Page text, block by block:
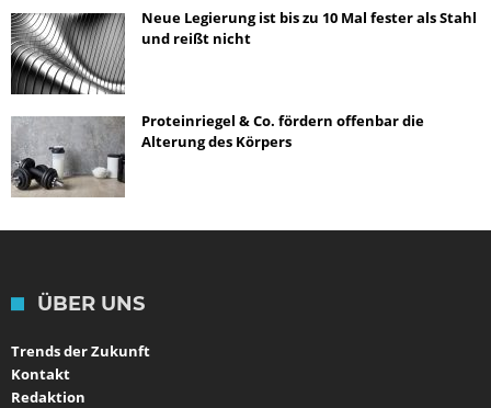
Neue Legierung ist bis zu 10 Mal fester als Stahl
und reißt nicht
Proteinriegel & Co. fördern offenbar die
Alterung des Körpers
ÜBER UNS
Trends der Zukunft
Kontakt
Redaktion